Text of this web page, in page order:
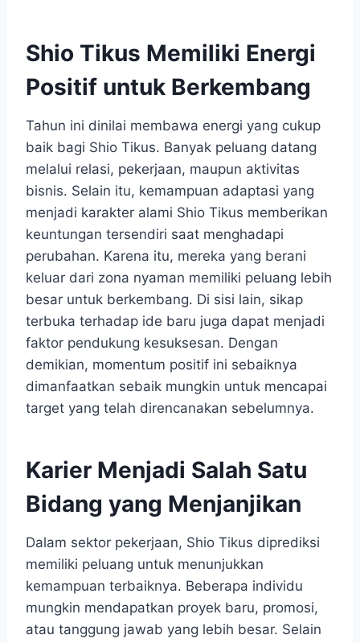
Shio Tikus Memiliki Energi
Positif untuk Berkembang
Tahun ini dinilai membawa energi yang cukup
baik bagi Shio Tikus. Banyak peluang datang
melalui relasi, pekerjaan, maupun aktivitas
bisnis. Selain itu, kemampuan adaptasi yang
menjadi karakter alami Shio Tikus memberikan
keuntungan tersendiri saat menghadapi
perubahan. Karena itu, mereka yang berani
keluar dari zona nyaman memiliki peluang lebih
besar untuk berkembang. Di sisi lain, sikap
terbuka terhadap ide baru juga dapat menjadi
faktor pendukung kesuksesan. Dengan
demikian, momentum positif ini sebaiknya
dimanfaatkan sebaik mungkin untuk mencapai
target yang telah direncanakan sebelumnya.
Karier Menjadi Salah Satu
Bidang yang Menjanjikan
Dalam sektor pekerjaan, Shio Tikus diprediksi
memiliki peluang untuk menunjukkan
kemampuan terbaiknya. Beberapa individu
mungkin mendapatkan proyek baru, promosi,
atau tanggung jawab yang lebih besar. Selain